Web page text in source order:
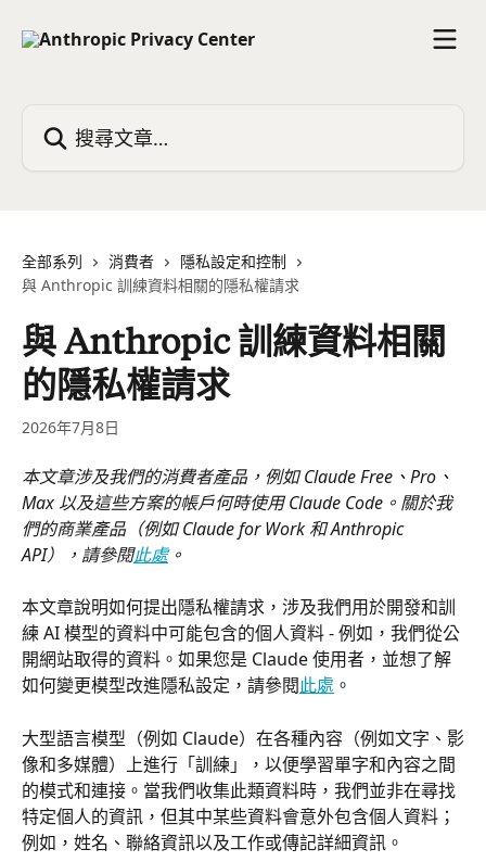
全部系列 消費者
隱私設定和控制
與 Anthropic 訓練資料相關的隱私權請求
與 Anthropic 訓練資料相關
的隱私權請求
2026年7月8日
本文章涉及我們的消費者產品，例如 Claude Free、Pro、
Max 以及這些方案的帳戶何時使用 Claude Code。關於我
們的商業產品（例如 Claude for Work 和 Anthropic
API），請參閱此處。
本文章說明如何提出隱私權請求，涉及我們用於開發和訓
練 AI 模型的資料中可能包含的個人資料 - 例如，我們從公
開網站取得的資料。如果您是 Claude 使用者，並想了解
如何變更模型改進隱私設定，請參閱此處 。
大型語言模型（例如 Claude）在各種內容（例如文字、影
像和多媒體）上進行「訓練」，以便學習單字和內容之間
的模式和連接。當我們收集此類資料時，我們並非在尋找
特定個人的資訊，但其中某些資料會意外包含個人資料；
例如，姓名、聯絡資訊以及工作或傳記詳細資訊。